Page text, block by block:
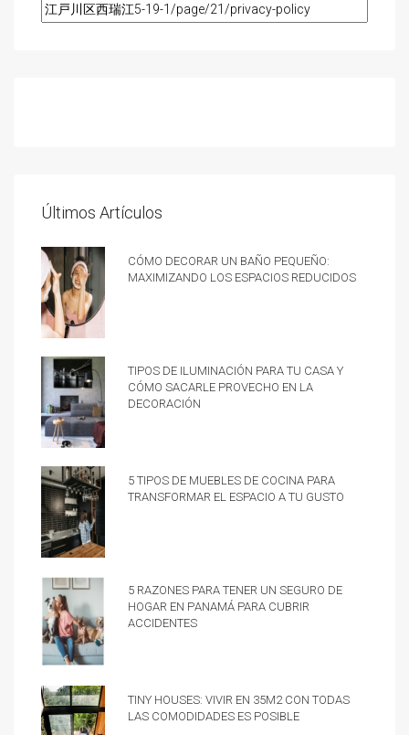
Últimos Artículos
Cómo decorar un baño pequeño:
Maximizando los espacios reducidos
Tipos de iluminación para tu casa y
cómo sacarle provecho en la
decoración
5 tipos de muebles de cocina para
transformar el espacio a tu gusto
5 razones para tener un Seguro de
hogar en Panamá para cubrir
accidentes
Tiny Houses: vivir en 35m2 con todas
las comodidades es posible